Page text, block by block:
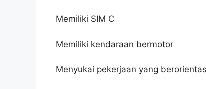
Memiliki SIM C
Memiliki kendaraan bermotor
Menyukai pekerjaan yang